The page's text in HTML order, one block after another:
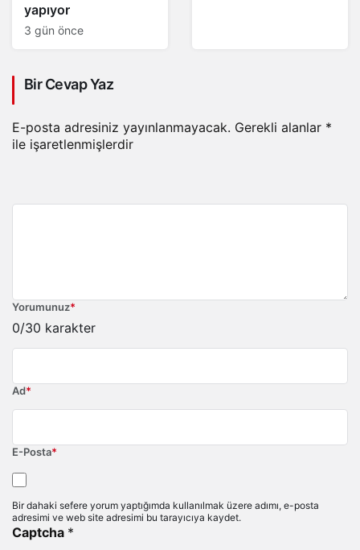
yapıyor
3 gün önce
Bir Cevap Yaz
E-posta adresiniz yayınlanmayacak. Gerekli alanlar *
ile işaretlenmişlerdir
Yorumunuz*
0/30 karakter
Ad*
E-Posta*
Bir dahaki sefere yorum yaptığımda kullanılmak üzere adımı, e-posta
adresimi ve web site adresimi bu tarayıcıya kaydet.
Captcha *